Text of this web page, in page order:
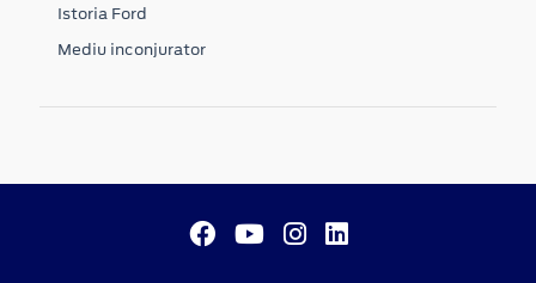
Istoria Ford
Mediu inconjurator